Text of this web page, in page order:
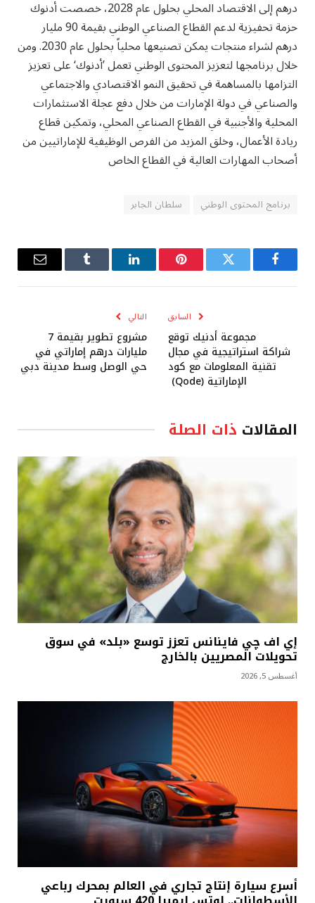
درهم إلى الاقتصاد المحلي بحلول عام 2028، خصصت أدنوك
حزمة تحفيزية لدعم القطاع الصناعي الوطني بقيمة 90 مليار
درهم لشراء منتجات يمكن تصنيعها محلياً بحلول عام 2030. ومن
خلال برنامجها لتعزيز المحتوى الوطني تعمل ’أدنوك‘ على تعزيز
التزامهابالمساهمة في تحقيق النمو الاقتصادي والاجتماعي
والصناعي في دولة الإمارات من خلال دفع عجلة الاستثمارات
المحلية والأجنبية في القطاع الصناعي المحلي، وتمكين قطاع
ريادة الأعمال، وخلق المزيد من الفرص الوظيفية للإماراتيين من
أصحاب المهارات العالية في القطاع الخاص
برنامج المحتوى الوطني سلطان الجابر
فيسبوك تويتر بينتيريستلينكدإن Tumblr
البريد
السابق
مجموعة أدنيك توقع
شراكة استراتيجية في مجال
تقنية المعلومات مع كود
الإماراتية (Qode)
التالي
مشروع تطوير بقيمة 7
مليارات درهم إماراتي في
حي الوصل وسط مدينة دبي
المقالات ذات الصلة
إي اف چي فاينانس تعزز توسع «بلد» في سوق
تحويلات المصريين بالخارج
أغسطس 5, 2026
أسرع سيارة إنتاج تجاري في العالم بمحرك رباعي